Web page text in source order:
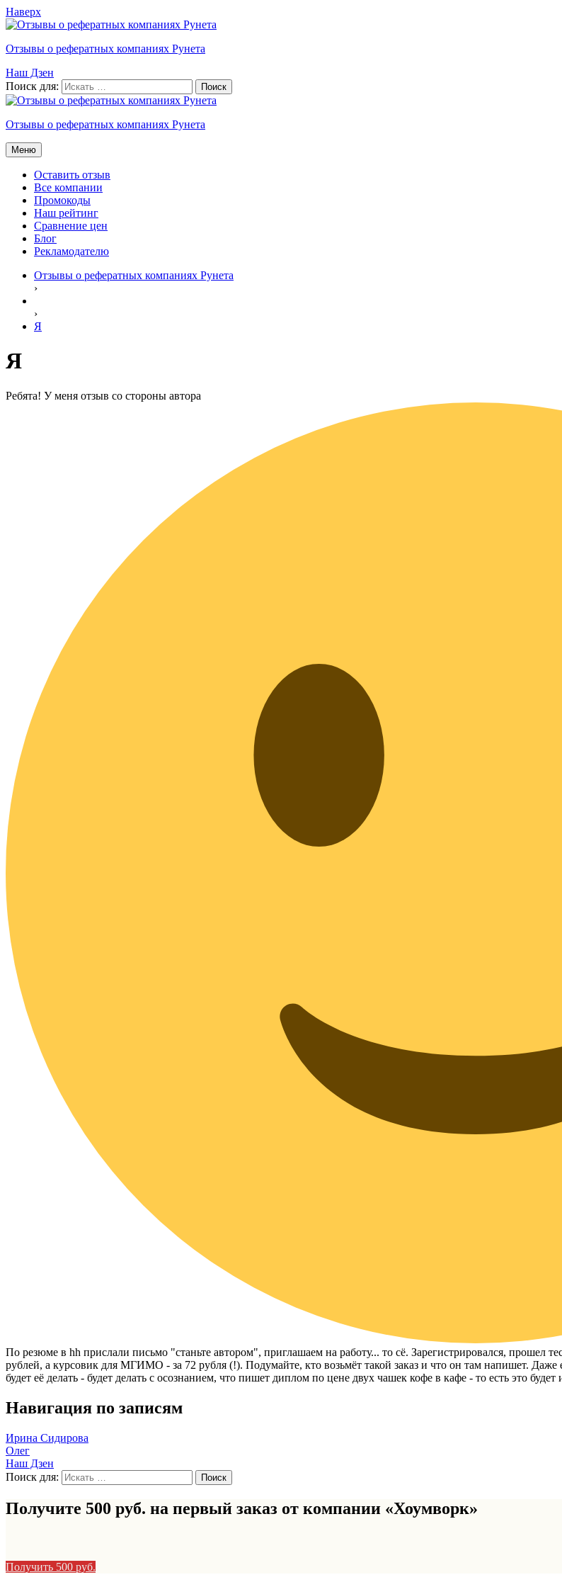
Наверх
Отзывы о рефератных компаниях Рунета
Наш Дзен
Поиск для:
Отзывы о рефератных компаниях Рунета
Меню
Оставить отзыв
Все компании
Промокоды
Наш рейтинг
Сравнение цен
Блог
Рекламодателю
Отзывы о рефератных компаниях Рунета
›
›
Я
Я
Ребята! У меня отзыв со стороны автора
По резюме в hh прислали письмо "станьте автором", приглашаем на работу... то сё. Зарегистрировался, прошел
рублей, а курсовик для МГИМО - за 72 рубля (!). Подумайте, кто возьмёт такой заказ и что он там напишет.
будет её делать - будет делать с осознанием, что пишет диплом по цене двух чашек кофе в кафе - то есть это
Навигация по записям
Ирина Сидирова
Олег
Наш Дзен
Поиск для:
Получите 500 руб. на первый заказ от компании «Хоумворк»
Получить 500 руб.